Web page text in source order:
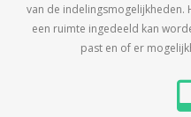
van de
een ruimte ingedeeld kan
past en of er